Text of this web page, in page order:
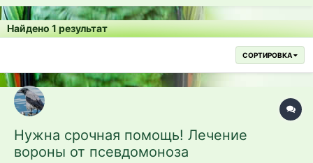
Найдено 1 результат
СОРТИРОВКА
Нужна срочная помощь! Лечение
вороны от псевдомоноза